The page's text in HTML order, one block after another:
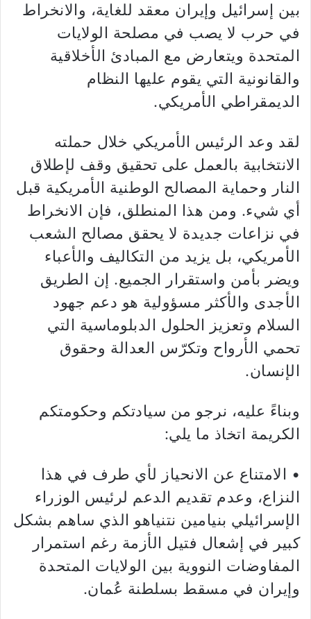
بين إسرائيل وإيران معقد للغاية، والانخراط
في حرب لا يصب في مصلحة الولايات
المتحدة ويتعارض مع المبادئ الأخلاقية
والقانونية التي يقوم عليها النظام
الديمقراطي الأمريكي.
لقد وعد الرئيس الأمريكي خلال حملته
الانتخابية بالعمل على تحقيق وقف لإطلاق
النار وحماية المصالح الوطنية الأمريكية قبل
أي شيء. ومن هذا المنطلق، فإن الانخراط
في نزاعات جديدة لا يحقق مصالح الشعب
الأمريكي، بل يزيد من التكاليف والأعباء
ويضر بأمن واستقرار الجميع. إن الطريق
الأجدى والأكثر مسؤولية هو دعم جهود
السلام وتعزيز الحلول الدبلوماسية التي
تحمي الأرواح وتكرّس العدالة وحقوق
الإنسان.
وبناءً عليه، نرجو من سيادتكم وحكومتكم
الكريمة اتخاذ ما يلي:
• الامتناع عن الانحياز لأي طرف في هذا
النزاع، وعدم تقديم الدعم لرئيس الوزراء
الإسرائيلي بنيامين نتنياهو الذي ساهم بشكل
كبير في إشعال فتيل الأزمة رغم استمرار
المفاوضات النووية بين الولايات المتحدة
وإيران في مسقط بسلطنة عُمان.